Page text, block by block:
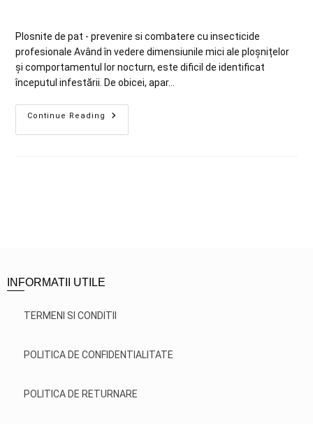
Plosnite de pat - prevenire si combatere cu insecticide
profesionale Având în vedere dimensiunile mici ale ploșnițelor
și comportamentul lor nocturn, este dificil de identificat
începutul infestării. De obicei, apar…
Continue Reading
INFORMATII UTILE
TERMENI SI CONDITII
POLITICA DE CONFIDENTIALITATE
POLITICA DE RETURNARE